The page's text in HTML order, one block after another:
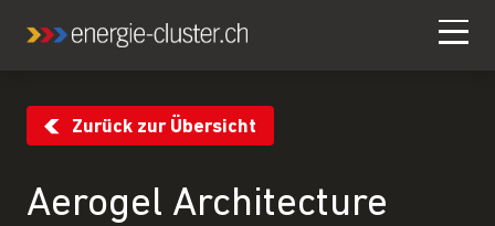
Zurück zur Übersicht
Aerogel Architecture